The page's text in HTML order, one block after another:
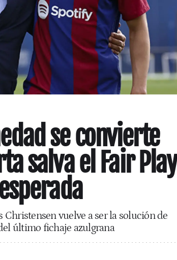
se convierte
salva el Fair Play
vuelve a ser la solución de
último fichaje azulgrana